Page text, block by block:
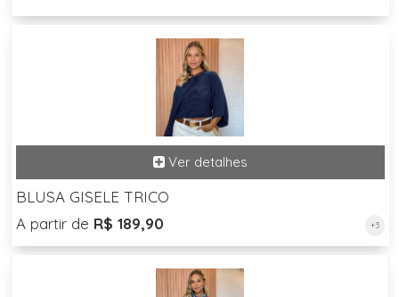
BLUSA GISELE TRICO
A partir de R$ 189,90 +3